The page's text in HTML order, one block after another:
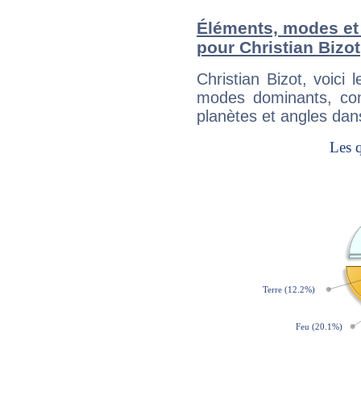
Éléments, modes
pour Christian Bizot
Christian Bizot, voici
modes dominants,
planètes et angles